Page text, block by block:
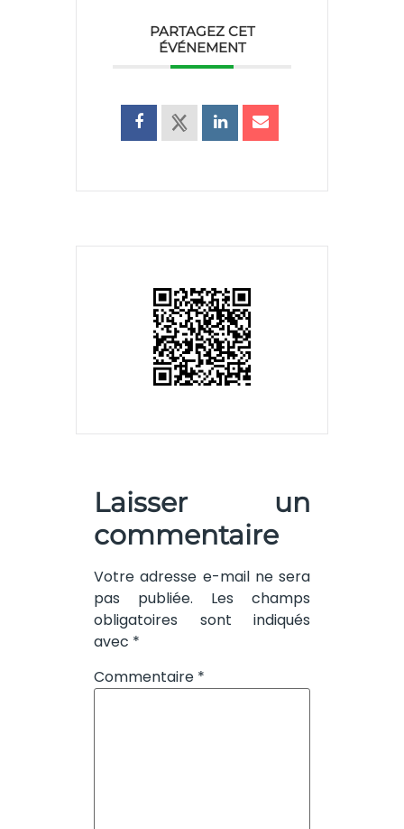
PARTAGEZ CET
ÉVÉNEMENT
Laisser un
commentaire
Votre adresse e-mail ne sera
pas publiée.
Les champs
obligatoires sont indiqués
avec *
Commentaire *